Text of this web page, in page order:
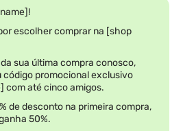
escolher comprar na [shop
sua última compra conosco,
código promocional exclusivo
com até cinco amigos.
de desconto na primeira compra,
50%.